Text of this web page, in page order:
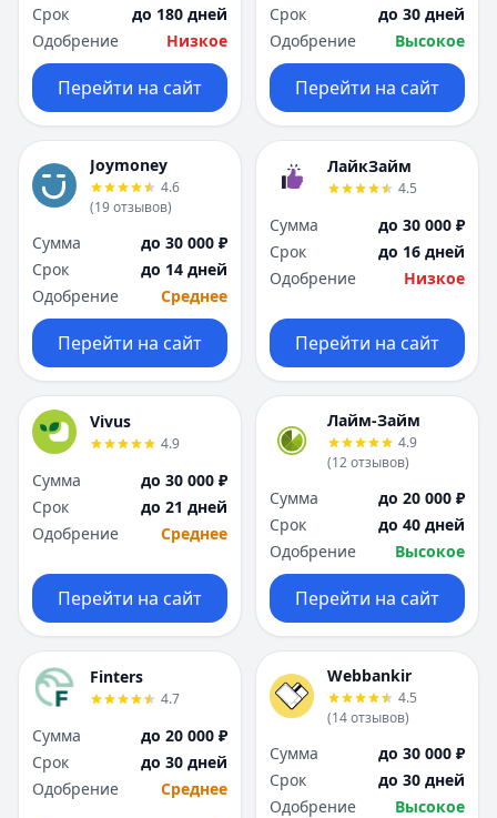
Срок
до 180 дней
Одобрение
Низкое
Перейти на сайт
Срок
до 30 дней
Одобрение
Высокое
Перейти на сайт
Joymoney
4.6
(19отзывов)
Сумма
до 30 000 ₽
Срок
до 14 дней
Одобрение
Среднее
Перейти на сайт
ЛайкЗайм
4.5
Сумма
до 30 000 ₽
Срок
до 16 дней
Одобрение
Низкое
Перейти на сайт
Vivus
4.9
Сумма
до 30 000 ₽
Срок
до 21 дней
Одобрение
Среднее
Перейти на сайт
Лайм-Займ
4.9
(12отзывов)
Сумма
до 20 000 ₽
Срок
до 40 дней
Одобрение
Высокое
Перейти на сайт
Finters
4.7
Сумма
до 20 000 ₽
Срок
до 30 дней
Одобрение
Среднее
Webbankir
4.5
(14отзывов)
Сумма
до 30 000 ₽
Срок
до 30 дней
Одобрение
Высокое